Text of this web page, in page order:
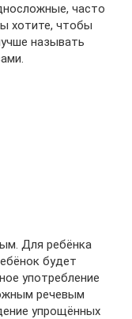
часто
хотите, чтобы
называть
Для ребёнка
будет
употребление
речевым
упрощённых